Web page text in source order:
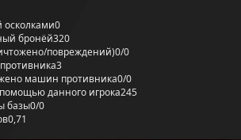
осколками0
бронёй320
повреждений)0/0
3
машин противника0/0
данного игрока245
базы0/0
0,71